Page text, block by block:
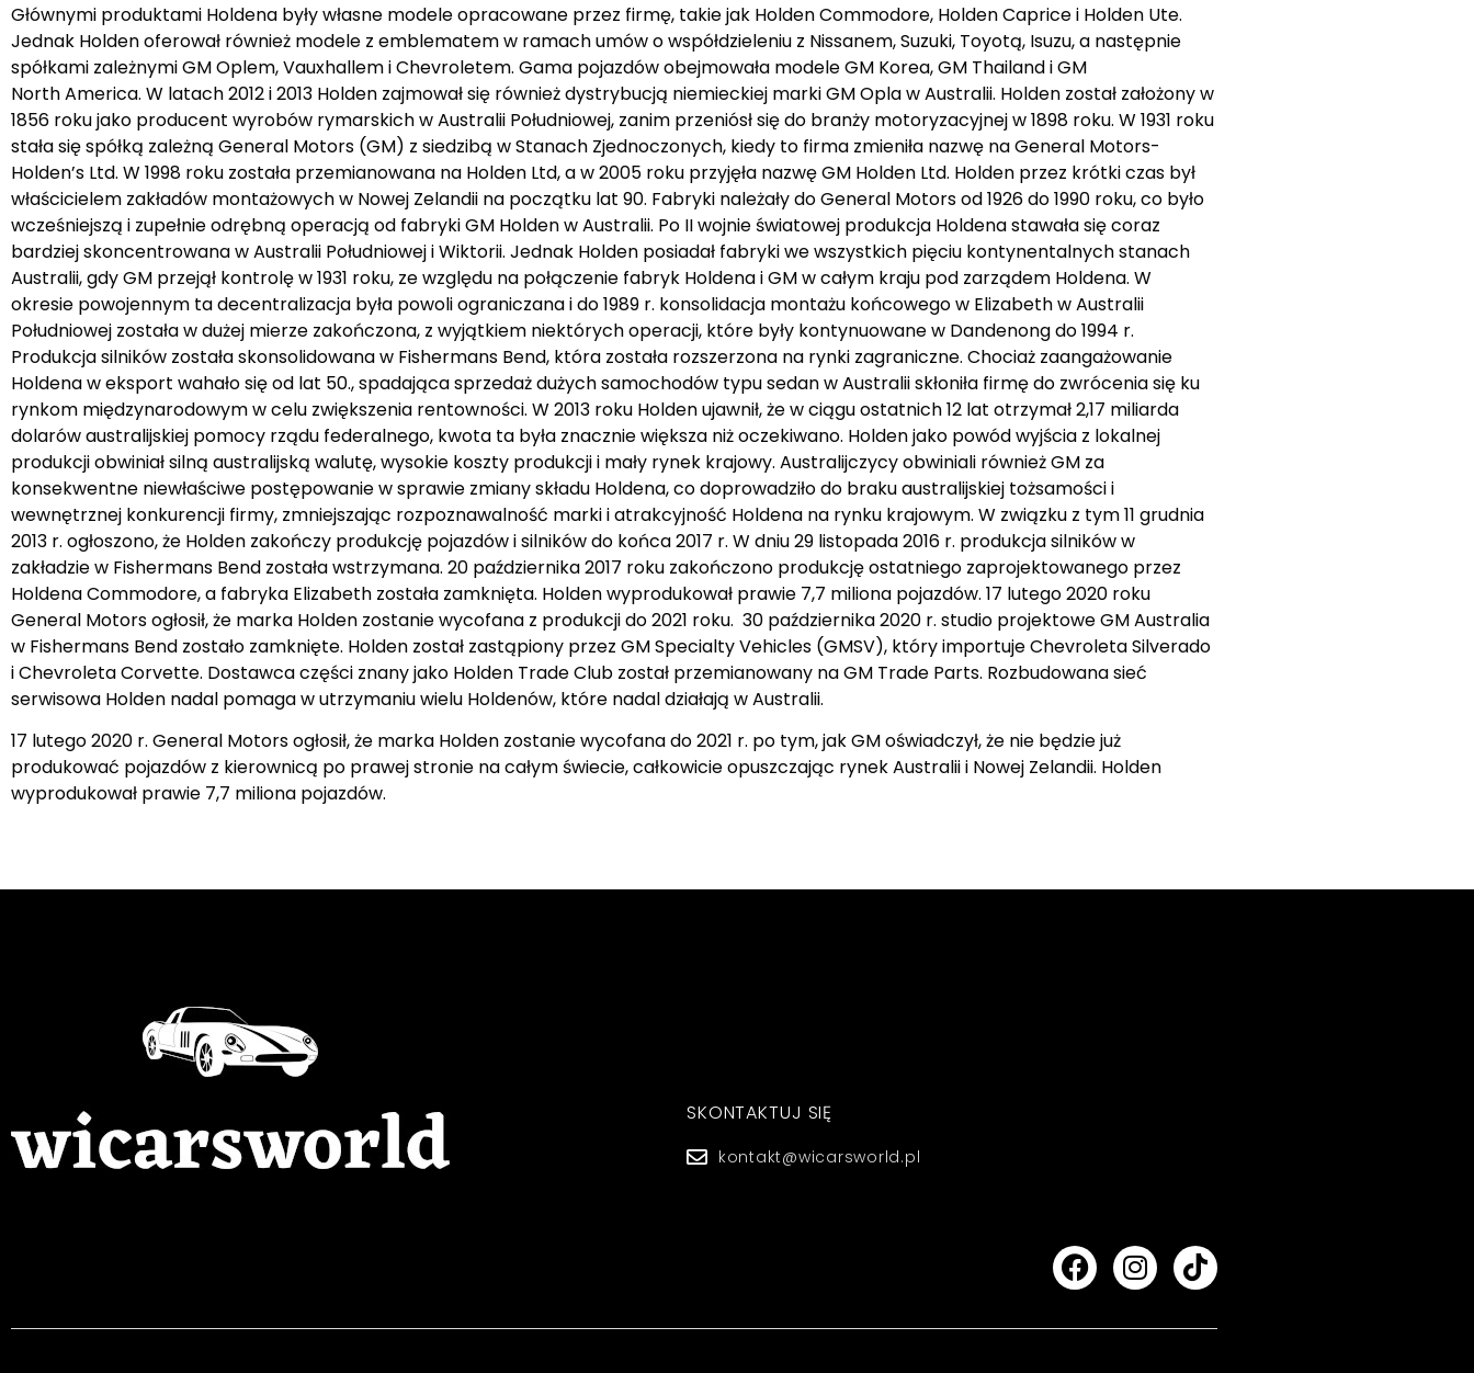
Głównymi produktami Holdena były własne modele opracowane przez firmę, takie jak Holden Commodore, Holden Caprice i Holden Ute.
Jednak Holden oferował również modele z emblematem w ramach umów o współdzieleniu z Nissanem, Suzuki, Toyotą, Isuzu, a następnie
spółkami zależnymi GM Oplem, Vauxhallem i Chevroletem. Gama pojazdów obejmowała modele GM Korea, GM Thailand i GM
North America. W latach 2012 i 2013 Holden zajmował się również dystrybucją niemieckiej marki GM Opla w Australii. Holden został założony w
1856 roku jako producent wyrobów rymarskich w Australii Południowej, zanim przeniósł się do branży motoryzacyjnej w 1898 roku. W 1931 roku
stała się spółką zależną General Motors (GM) z siedzibą w Stanach Zjednoczonych, kiedy to firma zmieniła nazwę na General Motors-
Holden’s Ltd. W 1998 roku została przemianowana na Holden Ltd, a w 2005 roku przyjęła nazwę GM Holden Ltd. Holden przez krótki czas był
właścicielem zakładów montażowych w Nowej Zelandii na początku lat 90. Fabryki należały do General Motors od 1926 do 1990 roku, co było
wcześniejszą i zupełnie odrębną operacją od fabryki GM Holden w Australii. Po II wojnie światowej produkcja Holdena stawała się coraz
bardziej skoncentrowana w Australii Południowej i Wiktorii. Jednak Holden posiadał fabryki we wszystkich pięciu kontynentalnych stanach
Australii, gdy GM przejął kontrolę w 1931 roku, ze względu na połączenie fabryk Holdena i GM w całym kraju pod zarządem Holdena. W
okresie powojennym ta decentralizacja była powoli ograniczana i do 1989 r. konsolidacja montażu końcowego w Elizabeth w Australii
Południowej została w dużej mierze zakończona, z wyjątkiem niektórych operacji, które były kontynuowane w Dandenong do 1994 r.
Produkcja silników została skonsolidowana w Fishermans Bend, która została rozszerzona na rynki zagraniczne. Chociaż zaangażowanie
Holdena w eksport wahało się od lat 50., spadająca sprzedaż dużych samochodów typu sedan w Australii skłoniła firmę do zwrócenia się ku
rynkom międzynarodowym w celu zwiększenia rentowności. W 2013 roku Holden ujawnił, że w ciągu ostatnich 12 lat otrzymał 2,17 miliarda
dolarów australijskiej pomocy rządu federalnego, kwota ta była znacznie większa niż oczekiwano. Holden jako powód wyjścia z lokalnej
produkcji obwiniał silną australijską walutę, wysokie koszty produkcji i mały rynek krajowy. Australijczycy obwiniali również GM za
konsekwentne niewłaściwe postępowanie w sprawie zmiany składu Holdena, co doprowadziło do braku australijskiej tożsamości i
wewnętrznej konkurencji firmy, zmniejszając rozpoznawalność marki i atrakcyjność Holdena na rynku krajowym. W związku z tym 11 grudnia
2013 r. ogłoszono, że Holden zakończy produkcję pojazdów i silników do końca 2017 r. W dniu 29 listopada 2016 r. produkcja silników w
zakładzie w Fishermans Bend została wstrzymana. 20 października 2017 roku zakończono produkcję ostatniego zaprojektowanego przez
Holdena Commodore, a fabryka Elizabeth została zamknięta. Holden wyprodukował prawie 7,7 miliona pojazdów. 17 lutego 2020 roku
General Motors ogłosił, że marka Holden zostanie wycofana z produkcji do 2021 roku. 30 października 2020 r. studio projektowe GM Australia
w Fishermans Bend zostało zamknięte. Holden został zastąpiony przez GM Specialty Vehicles (GMSV), który importuje Chevroleta Silverado
i Chevroleta Corvette. Dostawca części znany jako Holden Trade Club został przemianowany na GM Trade Parts. Rozbudowana sieć
serwisowa Holden nadal pomaga w utrzymaniu wielu Holdenów, które nadal działają w Australii.
17 lutego 2020 r. General Motors ogłosił, że marka Holden zostanie wycofana do 2021 r. po tym, jak GM oświadczył, że nie będzie już
produkować pojazdów z kierownicą po prawej stronie na całym świecie, całkowicie opuszczając rynek Australii i Nowej Zelandii. Holden
wyprodukował prawie 7,7 miliona pojazdów.
SKONTAKTUJ SIĘ
kontakt@wicarsworld.pl